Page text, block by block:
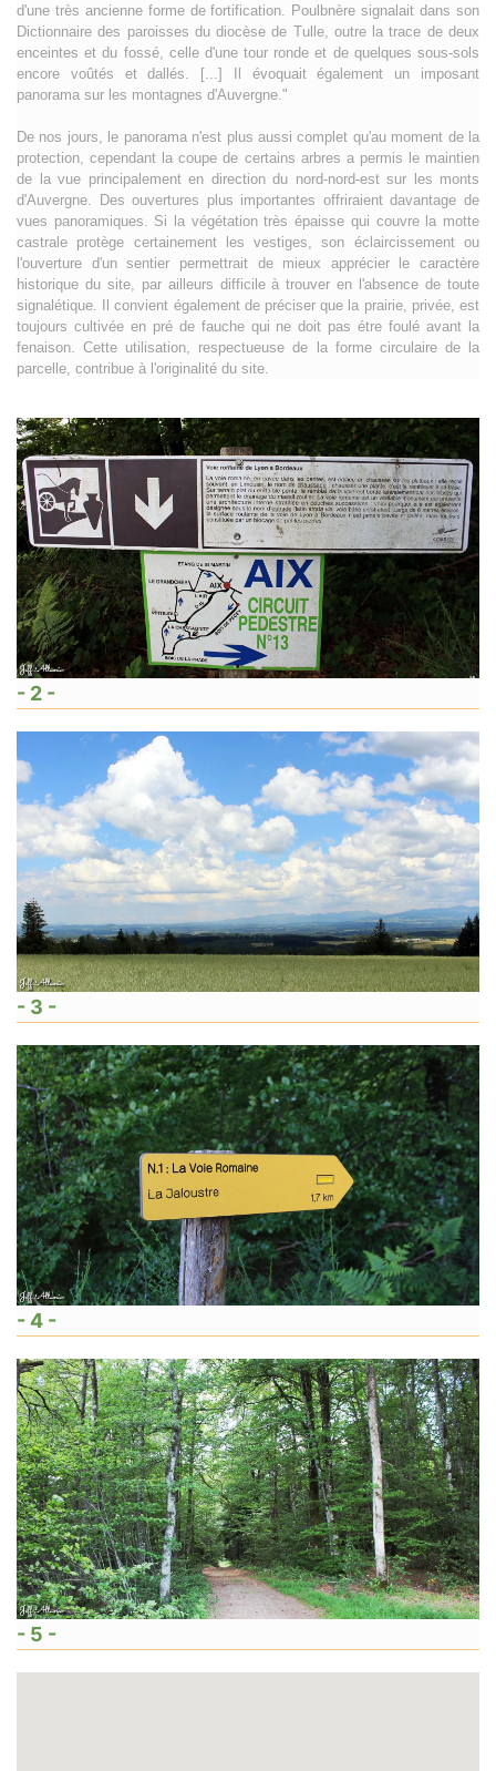
d'une très ancienne forme de fortification. Poulbnère signalait dans son
Dictionnaire des paroisses du diocèse de Tulle, outre la trace de deux
enceintes et du fossé, celle d'une tour ronde et de quelques sous-sols
encore voûtés et dallés. [...] Il évoquait également un imposant
panorama sur les montagnes d'Auvergne."
De nos jours, le panorama n'est plus aussi complet qu'au moment de la
protection, cependant la coupe de certains arbres a permis le maintien
de la vue principalement en direction du nord-nord-est sur les monts
d'Auvergne. Des ouvertures plus importantes offriraient davantage de
vues panoramiques. Si la végétation très épaisse qui couvre la motte
castrale protège certainement les vestiges, son éclaircissement ou
l'ouverture d'un sentier permettrait de mieux apprécier le caractère
historique du site, par ailleurs difficile à trouver en l'absence de toute
signalétique. Il convient également de préciser que la prairie, privée, est
toujours cultivée en pré de fauche qui ne doit pas étre foulé avant la
fenaison. Cette utilisation, respectueuse de la forme circulaire de la
parcelle, contribue à l'originalité du site.
- 2 -
- 3 -
- 4 -
- 5 -